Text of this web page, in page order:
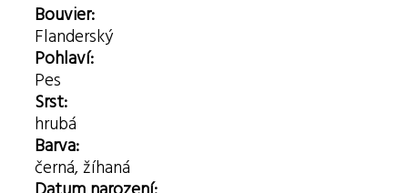
Bouvier:
Flanderský
Pohlaví:
Pes
Srst:
hrubá
Barva:
černá, žíhaná